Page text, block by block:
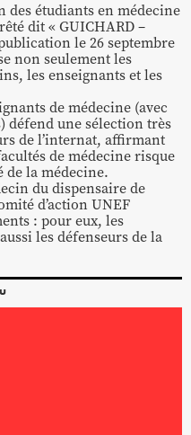
des étudiants en médecine
dit « GUICHARD –
le 26 septembre
non seulement les
les enseignants et les
de médecine (avec
défend une sélection très
de l’internat, affirmant
de médecine risque
de la médecine.
du dispensaire de
d’action UNEF
: pour eux, les
les défenseurs de la